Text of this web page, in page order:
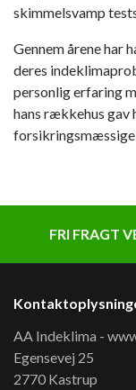
skimmelsvamp
Gennem årene har
deres
personlig erfaring
hans rækkehus gav
forsikringsmæssige
FRI FRAGT
AA Indeklima -
Egensevej 25
2770 Kastrup